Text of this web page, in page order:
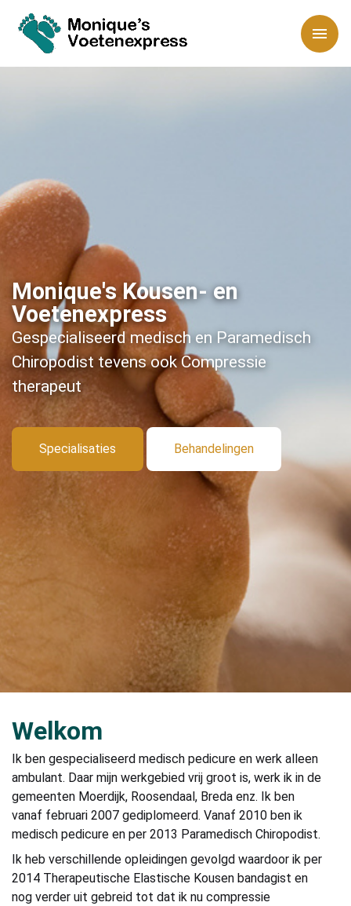
Monique's Kousen- en
Voetenexpress
Gespecialiseerd medisch en Paramedisch
Chiropodist tevens ook Compressie
therapeut
Specialisaties Behandelingen
Welkom
Ik ben gespecialiseerd medisch pedicure en werk alleen
ambulant. Daar mijn werkgebied vrij groot is, werk ik in de
gemeenten Moerdijk, Roosendaal, Breda enz. Ik ben
vanaf februari 2007 gediplomeerd. Vanaf 2010 ben ik
medisch pedicure en per 2013 Paramedisch Chiropodist.
Ik heb verschillende opleidingen gevolgd waardoor ik per
2014 Therapeutische Elastische Kousen bandagist en
nog verder uit gebreid tot dat ik nu compressie